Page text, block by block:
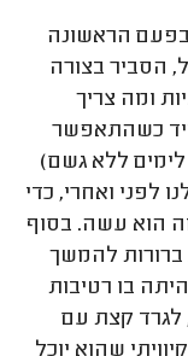
הראשונה
הסביר בצורה
ומה צריך
כשהתאפשר
לימים ללא גשם)
לפני ואחרי, כדי
הוא עשה. בסוף
ברורות להמשך
בו רטיבות
לגרד קצת עם
שהוא יוכל